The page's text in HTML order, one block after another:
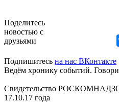
Поделитесь
новостью с
друзьями
Подпишитесь на нас ВКонтакте
Ведём хронику событий.
Свидетельство
17.10.17 года